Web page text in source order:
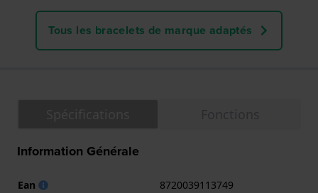
Tous les bracelets de marque adaptés
Information Générale
Ean
8720039113749